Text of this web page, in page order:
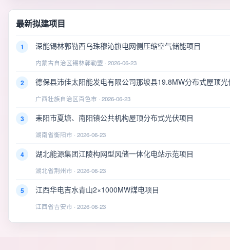
最新拟建项目
1 深能锡林郭勒西乌珠穆沁旗电网侧压缩空气储能项目
内蒙古自治区锡林郭勒盟 · 2026-06-23
2 德保县沛佳太阳能发电有限公司那坡县19.8MW分布式屋顶
广西壮族自治区百色市 · 2026-06-23
3 耒阳市夏塘、南阳镇公共机构屋顶分布式光伏项目
湖南省衡阳市 · 2026-06-23
4 湖北能源集团江陵构网型风储一体化电站示范项目
湖北省荆州市 · 2026-06-23
5 江西华电吉水青山2×1000MW煤电项目
江西省吉安市 · 2026-06-23